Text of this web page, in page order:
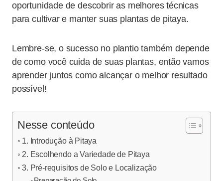
oportunidade de descobrir as melhores técnicas
para cultivar e manter suas plantas de pitaya.
Lembre-se, o sucesso no plantio também depende
de como você cuida de suas plantas, então vamos
aprender juntos como alcançar o melhor resultado
possível!
Nesse conteúdo
1. Introdução à Pitaya
2. Escolhendo a Variedade de Pitaya
3. Pré-requisitos de Solo e Localização